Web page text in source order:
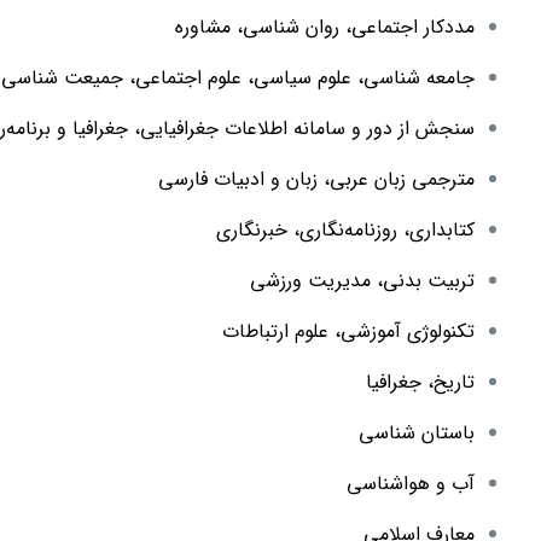
مددکار اجتماعی، روان شناسی، مشاوره
جامعه شناسی، علوم سیاسی، علوم اجتماعی، جمیعت شناسی
سنجش از دور و سامانه اطلاعات جغرافیایی، جغرافیا و
مترجمی زبان عربی، زبان و ادبیات فارسی
کتابداری، روزنامه‌نگاری، خبرنگاری
تربیت بدنی، مدیریت ورزشی
تکنولوژی آموزشی، علوم ارتباطات
تاریخ، جغرافیا
باستان شناسی
آب و هواشناسی
معارف اسلامی